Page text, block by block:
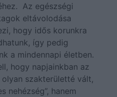
Az egészségi
eltávolodása
hogy idős korunkra
így pedig
a mindennapi életben.
hogy napjainkban az
szakterületté vált,
nehézség”, hanem